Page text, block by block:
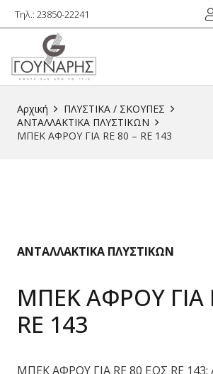
Τηλ.: 23850-22241
Αρχική
ΠΛΥΣΤΙΚΑ / ΣΚΟΥΠΕΣ
ΑΝΤΑΛΛΑΚΤΙΚΑ ΠΛΥΣΤΙΚΩΝ
ΜΠΕΚ ΑΦΡΟΥ ΓΙΑ RE 80 – RE 143
ΑΝΤΑΛΛΑΚΤΙΚΑ ΠΛΥΣΤΙΚΩΝ
ΜΠΕΚ ΑΦΡΟΥ ΓΙΑ
RE 143
ΜΠΕΚ ΑΦΡΟΥ ΓΙΑ RE 80 ΕΩΣ RE 143: